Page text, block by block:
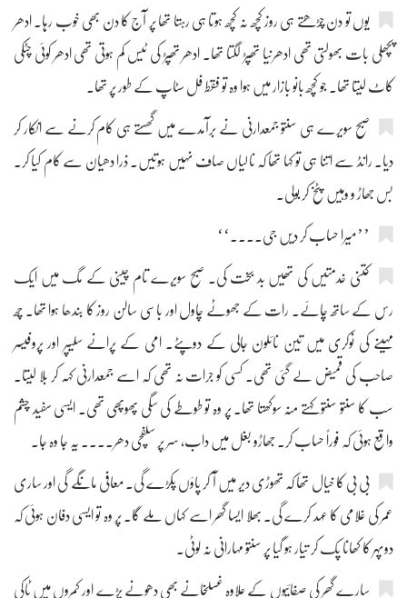
یوں تو دن چڑھتے ہی روز کچھ نہ کچھ ہوتا ہی رہتا تھا پر آج کا دن بھی خوب رہا۔ ادھر
پچھلی بات بھولتی تھی ادھرنیا تھپڑ لگتا تھا۔ ادھر تھپڑ کی ٹیس کم ہوتی تھی ادھر کوئی چٹکی
کاٹ لیتا تھا۔ جو کچھ بانو بازار میں ہوا وہ تو فقط فل سٹاپ کے طور پر تھا۔
صبح سویرے ہی سنتو جمعدارنی نے برآمدے میں گھستے ہی کام کرنے سے انکار کر
دیا۔ رانڈ سے اتنا ہی تو کہا تھا کہ نالیاں صاف نہیں ہوتیں۔ ذرا دھیان سے کام کیا کر۔
بس جھاڑ و وہیں پٹخ کر بولی۔
’’میرا حساب کر دیں جی....‘‘
کتنی خدمتیں کی تھیں بد بخت کی۔ صبح سویرے تام چینی کے مگ میں ایک
رس کے ساتھ چائے۔ رات کے جھوٹے چاول اور باسی سالن روز کا بندھا ہوا تھا۔ چھ
مہینے کی نوکری میں تین نائلون جالی کے دوپٹے۔ امی کے پرانے سلیپر اور پروفیسر
صاحب کی قمیض لے گئی تھی۔ کسی کو جرات نہ تھی کہ اسے جمعدارنی کہہ کر بلا لیتا۔
سب کا سنتو سنتو کہتے منہ سوکھتا تھا۔ پر وہ تو طوطے کی سگی پھوپھی تھی۔ ایسی سفید چشم
واقع ہوئی کہ فوراً حساب کر۔ جھاڑو بغل میں داب، سر پر سلفچی دھر.... یہ جا وہ جا۔
بی بی کا خیال تھا کہ تھوڑی دیر میں آ کر پاؤں پکڑے گی۔ معافی مانگے گی اور ساری
عمر کی غلامی کا عہد کرے گی۔ بھلا ایسا گھر اسے کہاں ملے گا۔ پر وہ تو ایسی دفان ہوئی کہ
دوپہر کا کھانا پک کر تیار ہو گیا پر سنتو مہارانی نہ لوٹی۔
سارے گھر کی صفائیوں کے علاوہ غسلخانے بھی دھونے پڑے اور کمروں میں ٹاکی